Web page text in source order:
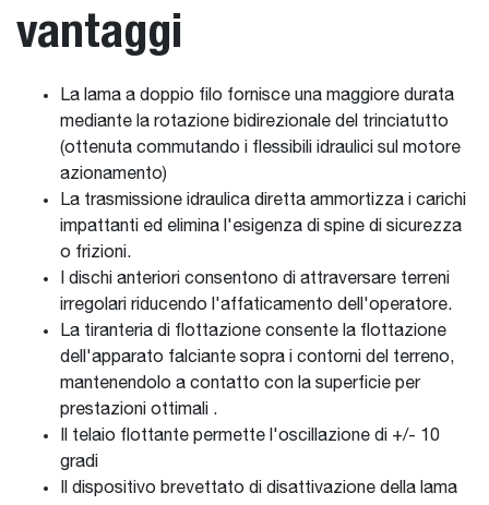
vantaggi
La lama a doppio filo fornisce una maggiore durata
mediante la rotazione bidirezionale del trinciatutto
(ottenuta commutando i flessibili idraulici sul motore
azionamento)
La trasmissione idraulica diretta ammortizza i carichi
impattanti ed elimina l'esigenza di spine di sicurezza
o frizioni.
I dischi anteriori consentono di attraversare terreni
irregolari riducendo l'affaticamento dell'operatore.
La tiranteria di flottazione consente la flottazione
dell'apparato falciante sopra i contorni del terreno,
mantenendolo a contatto con la superficie per
prestazioni ottimali .
Il telaio flottante permette l'oscillazione di +/- 10
gradi
Il dispositivo brevettato di disattivazione della lama